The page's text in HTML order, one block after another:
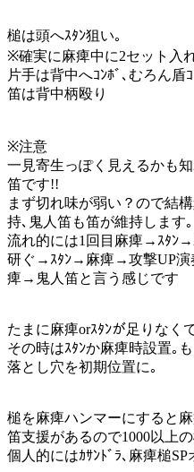
槌は頭へｽﾀﾝ狙い｡
※確実に麻痺中に2セット入
片手は背中へｺﾝﾎﾞ､むろん盾
笛は背中柄殴り
※注意
一見寄生っぽく見えるかも
笛です!!
まず切れ味が弱い？ので結
持､鬼人笛も笛が維持します｡
流れ的には1回目麻痺→ｽﾀ
研ぐ→ｽﾀﾝ→麻痺→攻撃UP
痺→鬼人笛と言う感じです
たまに麻痺orｽﾀﾝが足りなく
その時はｽﾀﾝか麻痺時設置｡
落とし穴を初期位置に｡
槌を麻痺ハンマーにすると
笛支援があるので1000以上
個人的にはｶｻﾝﾄﾞﾗ､麻痺槌